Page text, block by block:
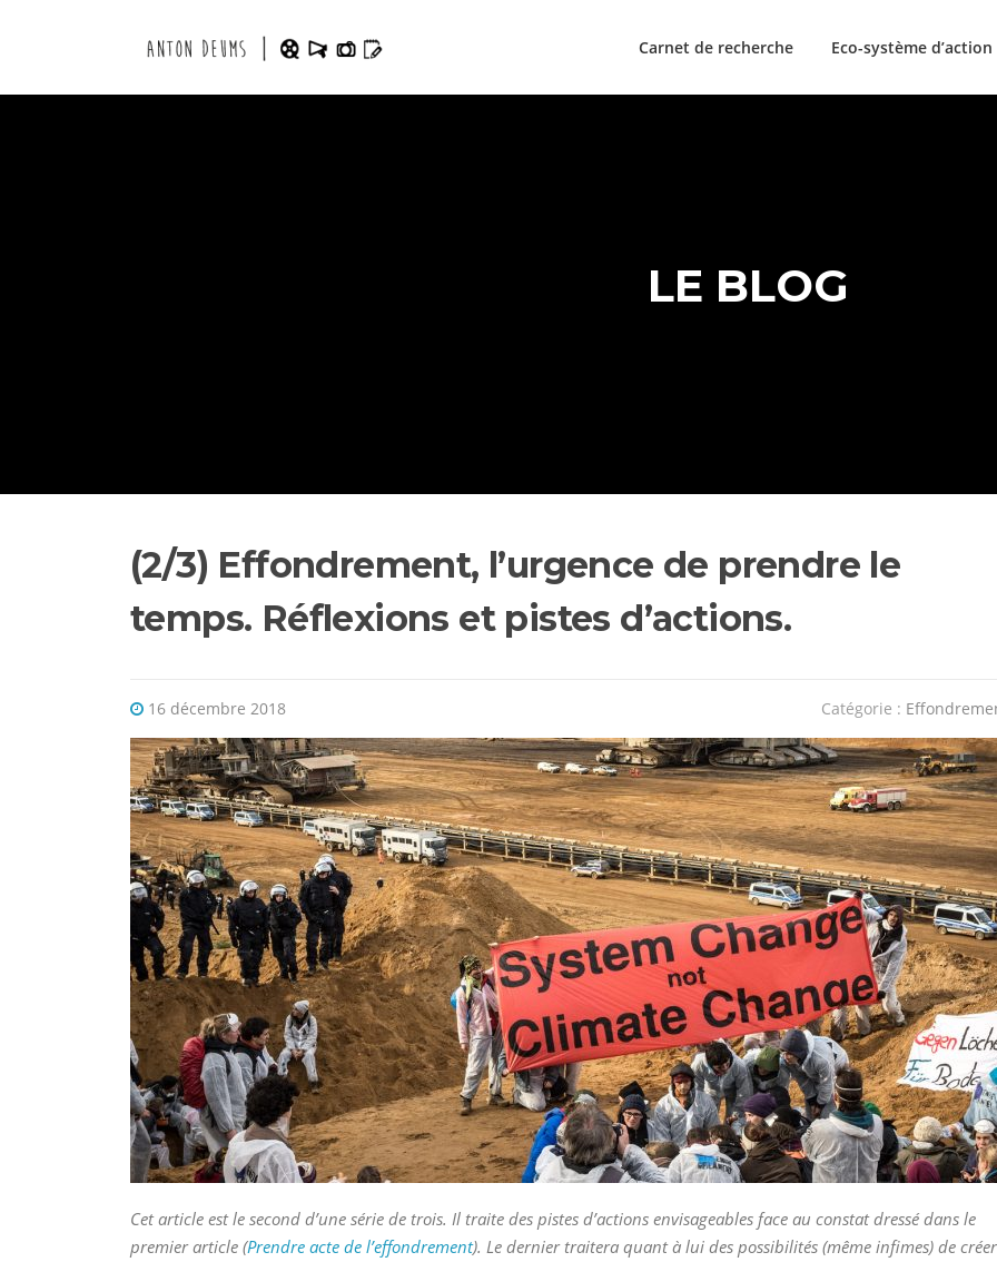
Carnet de recherche Eco-système d’action
LE BLOG
(2/3) Effondrement, l’urgence de prendre le
temps. Réflexions et pistes d’actions.
16 décembre 2018 Catégorie :
Cet article est le second d’une série de trois. Il traite des pistes d’actions envisageables face au constat dressé dans le
premier article (Prendre acte de l’effondrement). Le dernier traitera quant à lui des possibilités (même infimes) de créer